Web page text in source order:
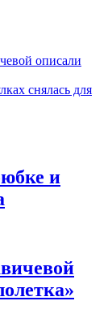
описали
снялась для
и